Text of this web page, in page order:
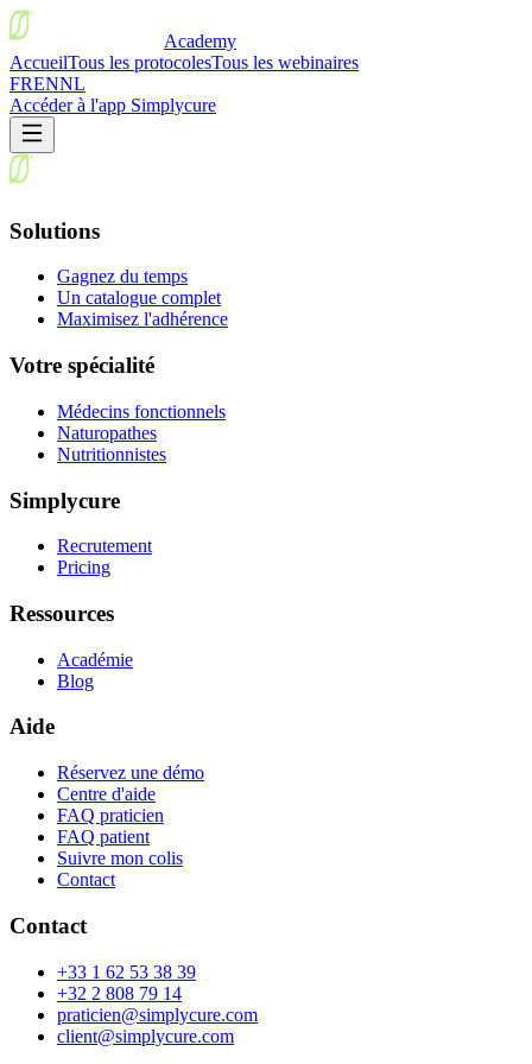
Academy
AccueilTous les protocolesTous les webinaires
FRENNL
Accéder à l'app Simplycure
Solutions
Gagnez du temps
Un catalogue complet
Maximisez l'adhérence
Votre spécialité
Médecins fonctionnels
Naturopathes
Nutritionnistes
Simplycure
Recrutement
Pricing
Ressources
Académie
Blog
Aide
Réservez une démo
Centre d'aide
FAQ praticien
FAQ patient
Suivre mon colis
Contact
Contact
+33 1 62 53 38 39
+32 2 808 79 14
praticien@simplycure.com
client@simplycure.com